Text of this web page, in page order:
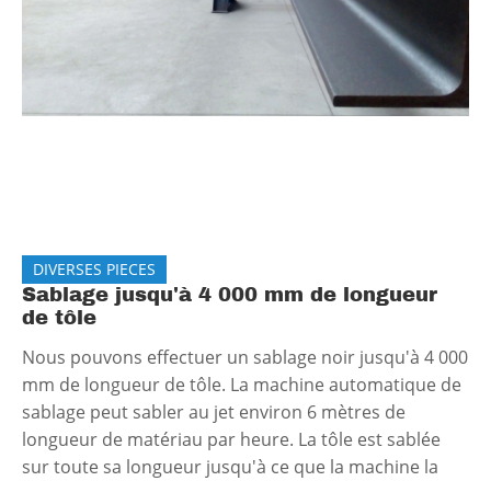
DIVERSES PIECES
Sablage jusqu'à 4 000 mm de longueur
de tôle
Nous pouvons effectuer un sablage noir jusqu'à 4 000
mm de longueur de tôle. La machine automatique de
sablage peut sabler au jet environ 6 mètres de
longueur de matériau par heure. La tôle est sablée
sur toute sa longueur jusqu'à ce que la machine la